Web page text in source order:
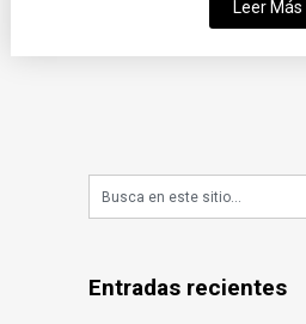
Leer Más
Entradas recientes